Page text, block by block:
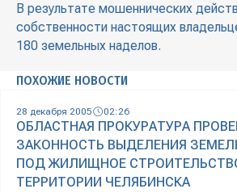
В результате мошеннических
собственности настоящих
180 земельных наделов.
ПОХОЖИЕ НОВОСТИ
28 декабря 2005 02:26
ОБЛАСТНАЯ ПРОКУРАТУРА
ЗАКОННОСТЬ ВЫДЕЛЕНИЯ
ПОД ЖИЛИЩНОЕ
ТЕРРИТОРИИ ЧЕЛЯБИНСКА